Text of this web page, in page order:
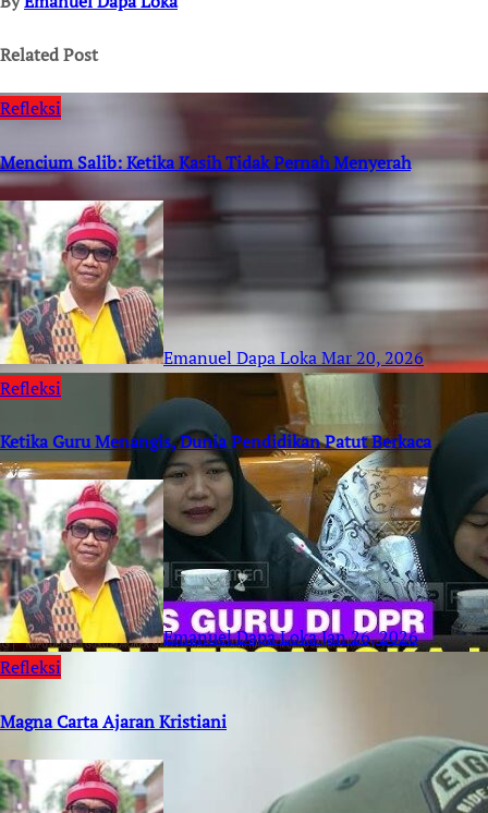
Related Post
Refleksi
Mencium Salib: Ketika Kasih Tidak Pernah Menyerah
Emanuel Dapa LokaMar 20, 2026
Refleksi
Ketika Guru Menangis, Dunia Pendidikan Patut Berkaca
Emanuel Dapa LokaJan 26, 2026
Refleksi
Magna Carta Ajaran Kristiani